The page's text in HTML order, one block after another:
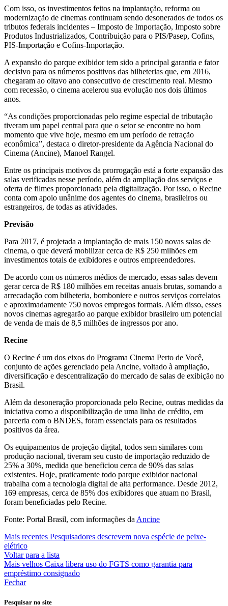
Com isso, os investimentos feitos na implantação, reforma ou
modernização de cinemas continuam sendo desonerados de todos os
tributos federais incidentes – Imposto de Importação, Imposto sobre
Produtos Industrializados, Contribuição para o PIS/Pasep, Cofins,
PIS-Importação e Cofins-Importação.
A expansão do parque exibidor tem sido a principal garantia e fator
decisivo para os números positivos das bilheterias que, em 2016,
chegaram ao oitavo ano consecutivo de crescimento real. Mesmo
com recessão, o cinema acelerou sua evolução nos dois últimos
anos.
“As condições proporcionadas pelo regime especial de tributação
tiveram um papel central para que o setor se encontre no bom
momento que vive hoje, mesmo em um período de retração
econômica”, destaca o diretor-presidente da Agência Nacional do
Cinema (Ancine), Manoel Rangel.
Entre os principais motivos da prorrogação está a forte expansão das
salas verificadas nesse período, além da ampliação dos serviços e
oferta de filmes proporcionada pela digitalização. Por isso, o Recine
conta com apoio unânime dos agentes do cinema, brasileiros ou
estrangeiros, de todas as atividades.
Previsão
Para 2017, é projetada a implantação de mais 150 novas salas de
cinema, o que deverá mobilizar cerca de R$ 250 milhões em
investimentos totais de exibidores e outros empreendedores.
De acordo com os números médios de mercado, essas salas devem
gerar cerca de R$ 180 milhões em receitas anuais brutas, somando a
arrecadação com bilheteria, bomboniere e outros serviços correlatos
e aproximadamente 750 novos empregos formais. Além disso, esses
novos cinemas agregarão ao parque exibidor brasileiro um potencial
de venda de mais de 8,5 milhões de ingressos por ano.
Recine
O Recine é um dos eixos do Programa Cinema Perto de Você,
conjunto de ações gerenciado pela Ancine, voltado à ampliação,
diversificação e descentralização do mercado de salas de exibição no
Brasil.
Além da desoneração proporcionada pelo Recine, outras medidas da
iniciativa como a disponibilização de uma linha de crédito, em
parceria com o BNDES, foram essenciais para os resultados
positivos da área.
Os equipamentos de projeção digital, todos sem similares com
produção nacional, tiveram seu custo de importação reduzido de
25% a 30%, medida que beneficiou cerca de 90% das salas
existentes. Hoje, praticamente todo parque exibidor nacional
trabalha com a tecnologia digital de alta performance. Desde 2012,
169 empresas, cerca de 85% dos exibidores que atuam no Brasil,
foram beneficiadas pelo Recine.
Fonte: Portal Brasil, com informações da Ancine
Mais recentes Pesquisadores descrevem nova espécie de peixe-
elétrico
Voltar para a lista
Mais velhos Caixa libera uso do FGTS como garantia para
empréstimo consignado
Fechar
Pesquisar no site